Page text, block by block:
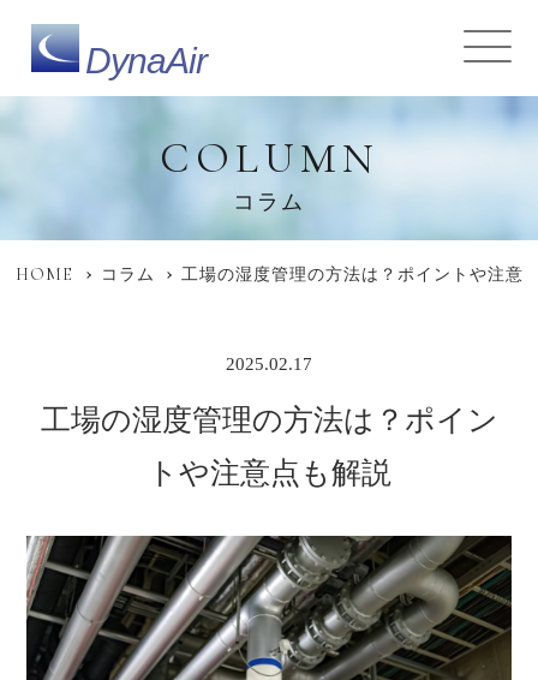
DynaAir
COLUMN
コラム
HOME コラム 工場の湿度管理の方法は？ポイントや注意
2025.02.17
工場の湿度管理の方法は？ポイン
トや注意点も解説